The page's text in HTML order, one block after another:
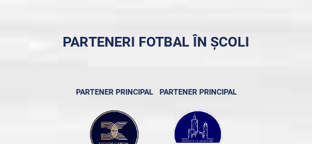
PARTENERI FOTBAL ÎN ȘCOLI
PARTENER PRINCIPAL PARTENER PRINCIPAL